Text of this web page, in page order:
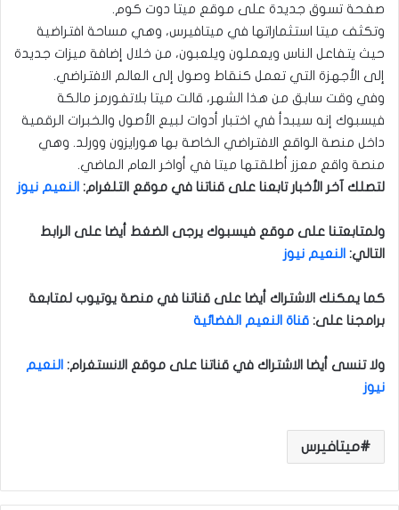
صفحة تسوق جديدة على موقع ميتا دوت كوم.
وتكثف ميتا استثماراتها في ميتافيرس، وهي مساحة افتراضية
حيث يتفاعل الناس ويعملون ويلعبون، من خلال إضافة ميزات جديدة
إلى الأجهزة التي تعمل كنقاط وصول إلى العالم الافتراضي.
وفي وقت سابق من هذا الشهر، قالت ميتا بلاتفورمز مالكة
فيسبوك إنه سيبدأ في اختبار أدوات لبيع الأصول والخبرات الرقمية
داخل منصة الواقع الافتراضي الخاصة بها هورايزون وورلد. وهي
منصة واقع معزز أطلقتها ميتا في أواخر العام الماضي.
لتصلك آخر الأخبار تابعنا على قناتنا في موقع التلغرام: النعيم نيوز
ولمتابعتنا على موقع فيسبوك يرجى الضغط أيضا على الرابط
التالي: النعيم نيوز
كما يمكنك الاشتراك أيضا على قناتنا في منصة يوتيوب لمتابعة
برامجنا على: قناة النعيم الفضائية
ولا تنسى أيضا الاشتراك في قناتنا على موقع الانستغرام: النعيم
نيوز
ميتافيرس